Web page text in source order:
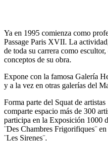
Ya en 1995 comienza como
Passage Paris XVII. La
de toda su carrera como
conceptos de su obra.
Expone con la famosa Galería
y a la vez en otras galerías del
Forma parte del Squat de
comparte espacio más de 300
participa en la Exposición 1000
¨Des Chambres Frigorifiques¨
¨Les Sirenes¨.